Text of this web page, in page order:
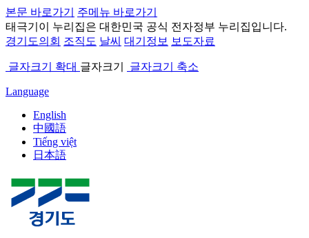
본문 바로가기
주메뉴 바로가기
태극기 이 누리집은 대한민국 공식 전자정부 누리집입니다.
경기도의회 조직도 날씨 대기정보 보도자료
글자크기 확대 글자크기 글자크기 축소
Language
English
中國語
Tiếng việt
日本語